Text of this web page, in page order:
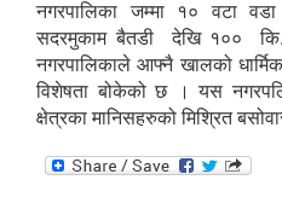
नगरपालिका जम्मा १० वटा
सदरमुकाम बैतडी देखि १००
नगरपालिकाले आफ्नै खालको
विशेषता बोकेको छ । यस
क्षेत्रका मानिसहरुको मिश्रित